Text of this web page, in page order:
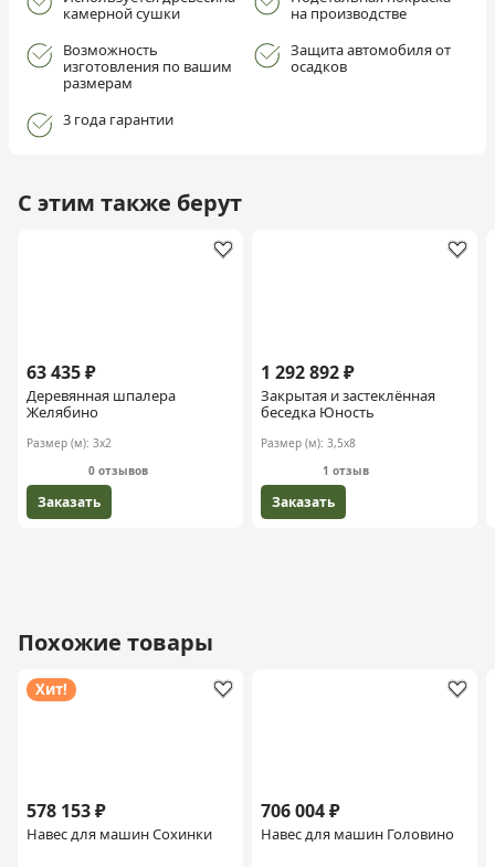
камерной сушки
на производстве
Возможность
изготовления по вашим
размерам
Защита автомобиля от
осадков
3 года гарантии
С этим также берут
63 435 ₽
Деревянная шпалера
Желябино
Размер (м): 3х2
0 отзывов
Заказать
1 292 892 ₽
Закрытая и застеклённая
беседка Юность
Размер (м): 3,5х8
1 отзыв
Заказать
Похожие товары
Хит!
578 153 ₽
Навес для машин Сохинки
706 004 ₽
Навес для машин Головино